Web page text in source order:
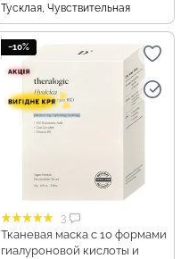
Тусклая, Чувствительная
−10%
3
Тканевая маска с 10 формами
гиалуроновой кислоты и